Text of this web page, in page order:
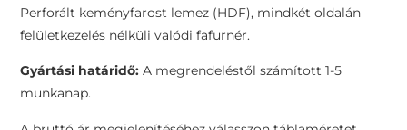
Perforált keményfarost lemez (HDF), mindkét oldalán
felületkezelés nélküli valódi fafurnér.
Gyártási határidő: A megrendeléstől számított 1-5
munkanap.